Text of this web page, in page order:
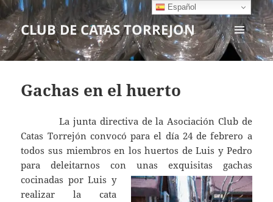
CLUB DE CATAS TORREJON
MENÚ
Y
Gachas en el huerto
La junta directiva de la Asociación Club de
Catas Torrejón convocó para el día 24 de febrero a
todos sus miembros en los huertos de Luis y Pedro
para deleitarnos con unas exquisitas gachas
cocinadas por Luis y
realizar la cata
Español